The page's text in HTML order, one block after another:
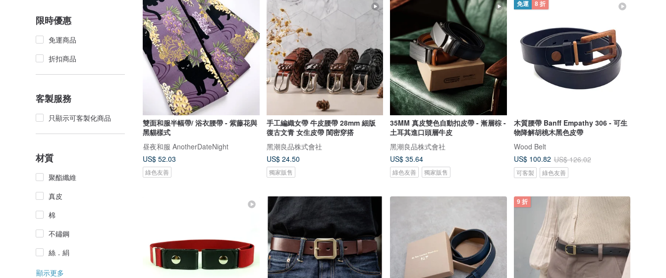
限時優惠
免運商品
折扣商品
客製服務
只顯示可客製化商品
材質
聚酯纖維
真皮
棉
不鏽鋼
絲．絹
顯示更多
雙面和服半幅帶/ 浴衣腰帶 - 紫藤花與
黑貓樣式
昼夜和服 AnotherDateNight
US$ 52.03
綠色友善
手工編織女帶 牛皮腰帶 28mm 細版
復古文青 女生皮帶 閨密穿搭
黑潮良品株式會社
US$ 24.50
獨家販售
35MM 真皮雙色自動扣皮帶 - 漸層棕 -
土耳其進口頭層牛皮
黑潮良品株式會社
US$ 35.64
綠色友善 獨家販售
免運 8 折
木質腰帶 Banff Empathy 306 - 可生
物降解胡桃木黑色皮帶
Wood Belt
US$ 100.82 US$ 126.02
可客製 綠色友善
9 折